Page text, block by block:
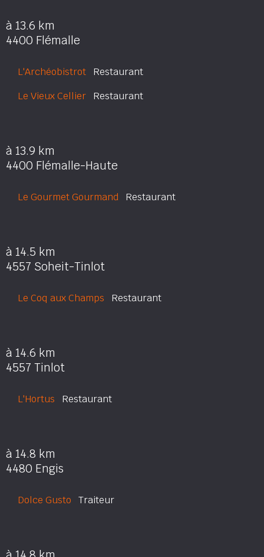
à 13.6 km
4400 Flémalle
L'Archéobistrot Restaurant
Le Vieux Cellier Restaurant
à 13.9 km
4400 Flémalle-Haute
Le Gourmet Gourmand Restaurant
à 14.5 km
4557 Soheit-Tinlot
Le Coq aux Champs Restaurant
à 14.6 km
4557 Tinlot
L'Hortus Restaurant
à 14.8 km
4480 Engis
Dolce Gusto Traiteur